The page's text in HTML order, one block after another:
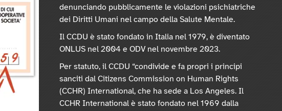
denunciando pubblicamente le violazioni psichiatriche
dei Diritti Umani nel campo della Salute Mentale.
Il CCDU è stato fondato in Italia nel 1979, è diventato
ONLUS nel 2004 e ODV nel novembre 2023.
Per statuto, il CCDU “condivide e fa propri i principi
sanciti dal Citizens Commission on Human Rights
(CCHR) International, che ha sede a Los Angeles. Il
CCHR International è stato fondato nel 1969 dalla